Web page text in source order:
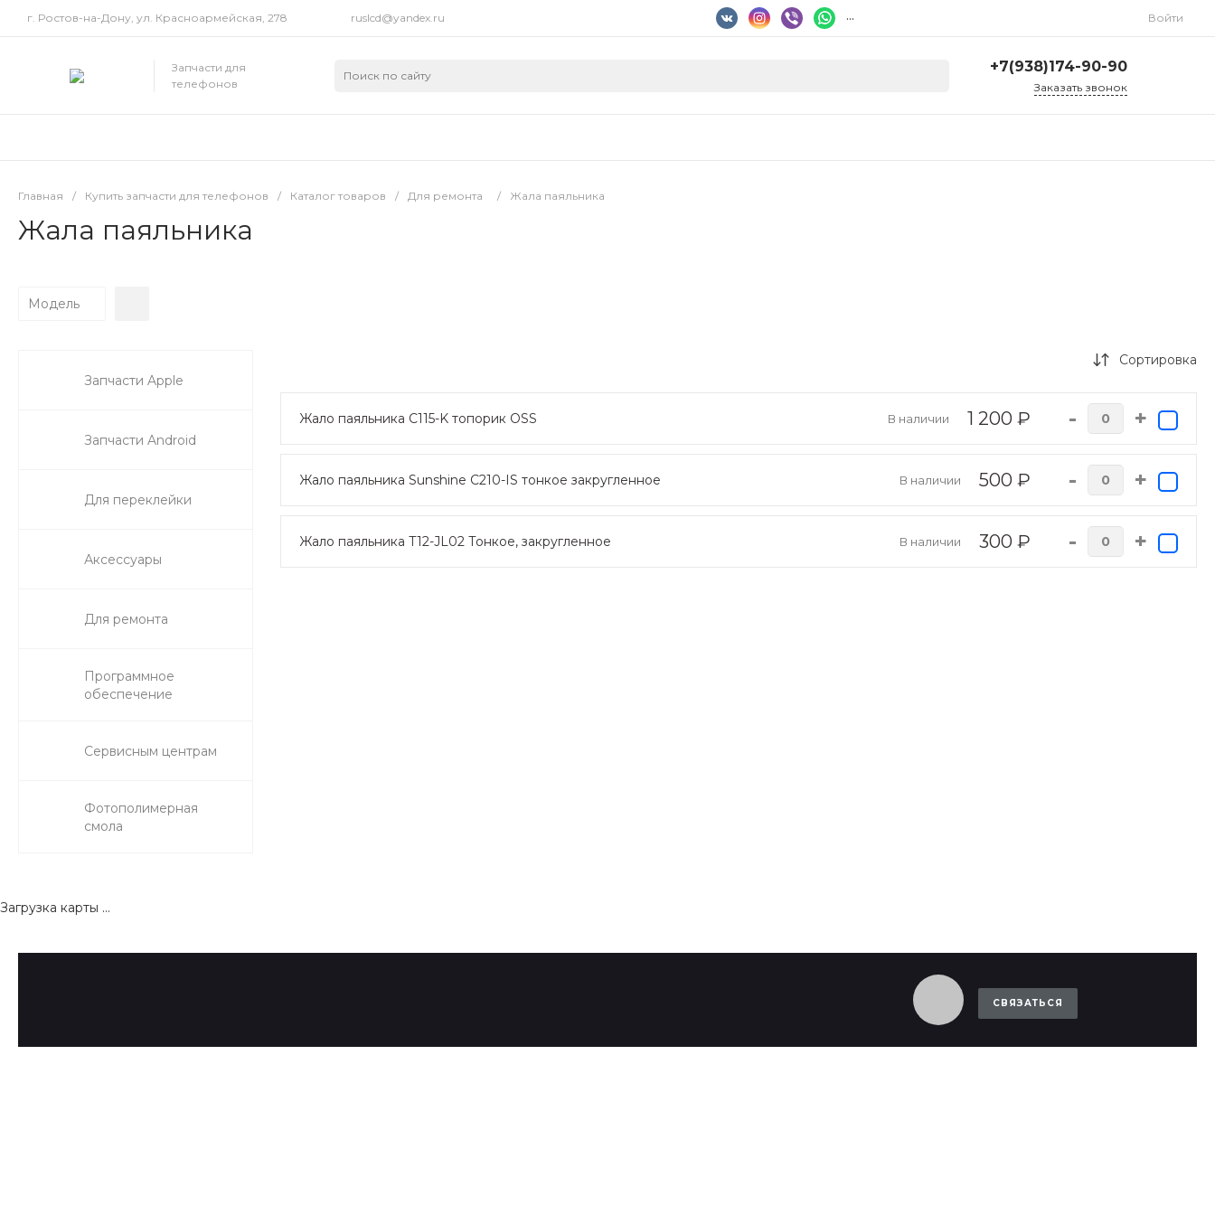
г. Ростов-на-Дону, ул. Красноармейская, 278 ruslcd@yandex.ru ... Войти
Запчасти для
телефонов
+7(938)174-90-90
Заказать звонок
Главная / Купить запчасти для телефонов / Каталог товаров / Для ремонта / Жала паяльника
Жала паяльника
Модель
Запчасти Apple
Запчасти Android
Для переклейки
Аксессуары
Для ремонта
Программное
обеспечение
Сервисным центрам
Фотополимерная
смола
Сортировка
Жало паяльника C115-K топорик OSS В наличии 1 200 ₽ - +
Жало паяльника Sunshine C210-IS тонкое закругленное В наличии 500 ₽ - +
Жало паяльника T12-JL02 Тонкое, закругленное В наличии 300 ₽ - +
СВЯЗАТЬСЯ
Загрузка карты ...